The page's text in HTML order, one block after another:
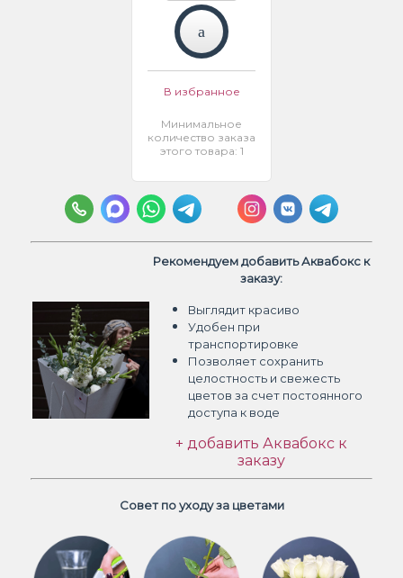
В избранное
Минимальное
количество заказа
этого товара: 1
Рекомендуем добавить Аквабокс к
заказу:
Выглядит красиво
Удобен при
транспортировке
Позволяет сохранить
целостность и свежесть
цветов за счет постоянного
доступа к воде
+ добавить Аквабокс к
заказу
Совет по уходу за цветами